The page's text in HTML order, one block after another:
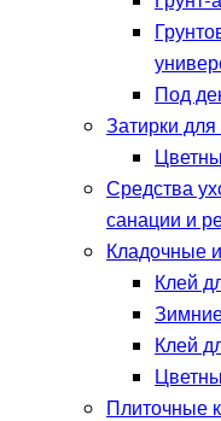
Под
Затирки
Средства
санации и
Кладочные
Клей
Клей
Плиточные